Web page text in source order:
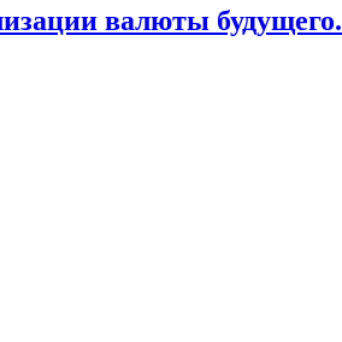
валюты будущего.